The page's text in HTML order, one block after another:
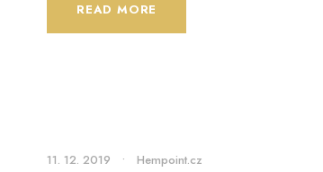
READ MORE
11. 12. 2019 • Hempoint.cz